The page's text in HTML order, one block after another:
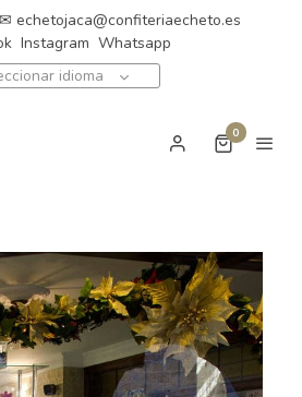
echetojaca@confiteriaecheto.es
Instagram Whatsapp
idioma
0